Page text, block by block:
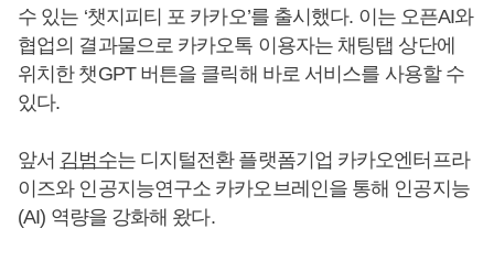
수 있는 ‘챗지피티 포 카카오’를 출시했다. 이는 오픈AI와
협업의 결과물으로 카카오톡 이용자는 채팅탭 상단에
위치한 챗GPT 버튼을 클릭해 바로 서비스를 사용할 수
있다.
앞서 김범수는 디지털전환 플랫폼기업 카카오엔터프라
이즈와 인공지능연구소 카카오브레인을 통해 인공지능
(AI) 역량을 강화해 왔다.